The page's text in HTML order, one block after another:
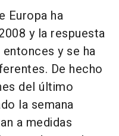
Europa ha
y la respuesta
y se ha
De hecho
del último
la semana
a medidas